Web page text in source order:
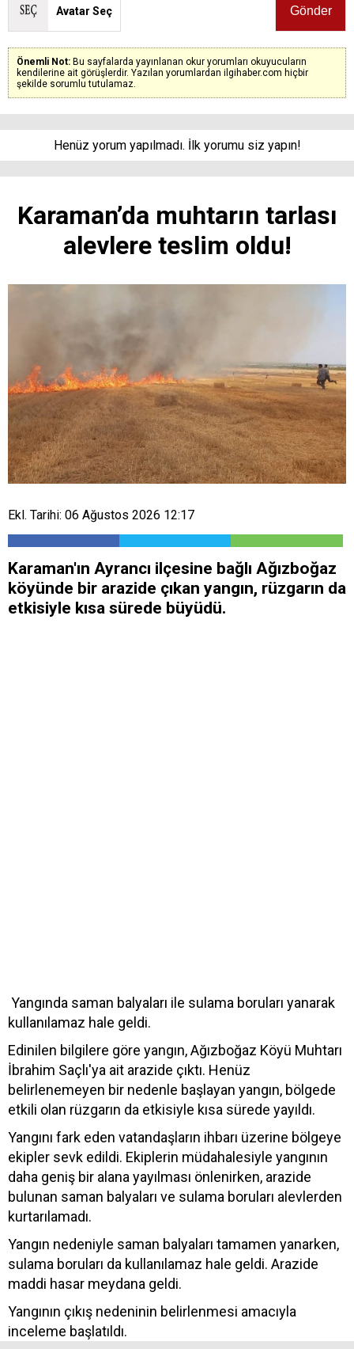
Avatar Seç
Önemli Not: Bu sayfalarda yayınlanan okur yorumları okuyucuların
kendilerine ait görüşlerdir. Yazılan yorumlardan ilgihaber.com hiçbir
şekilde sorumlu tutulamaz.
Henüz yorum yapılmadı. İlk yorumu siz yapın!
Karaman’da muhtarın tarlası
alevlere teslim oldu!
Ekl. Tarihi: 06 Ağustos 2026 12:17
Karaman'ın Ayrancı ilçesine bağlı Ağızboğaz
köyünde bir arazide çıkan yangın, rüzgarın da
etkisiyle kısa sürede büyüdü.
Yangında saman balyaları ile sulama boruları yanarak
kullanılamaz hale geldi.
Edinilen bilgilere göre yangın, Ağızboğaz Köyü Muhtarı
İbrahim Saçlı'ya ait arazide çıktı. Henüz
belirlenemeyen bir nedenle başlayan yangın, bölgede
etkili olan rüzgarın da etkisiyle kısa sürede yayıldı.
Yangını fark eden vatandaşların ihbarı üzerine bölgeye
ekipler sevk edildi. Ekiplerin müdahalesiyle yangının
daha geniş bir alana yayılması önlenirken, arazide
bulunan saman balyaları ve sulama boruları alevlerden
kurtarılamadı.
Yangın nedeniyle saman balyaları tamamen yanarken,
sulama boruları da kullanılamaz hale geldi. Arazide
maddi hasar meydana geldi.
Yangının çıkış nedeninin belirlenmesi amacıyla
inceleme başlatıldı.